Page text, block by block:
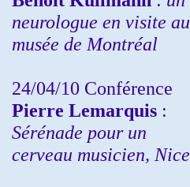
neurologue en visite au
musée de Montréal
24/04/10 Conférence
Pierre Lemarquis :
Sérénade pour un
cerveau musicien, Nice